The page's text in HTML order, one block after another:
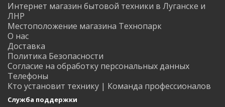
Интернет магазин бытовой техники в Луганске и
ЛНР
Местоположение магазина Технопарк
О нас
Доставка
Политика Безопасности
Согласие на обработку персональных данных
Телефоны
Кто установит технику | Команда профессионалов
Служба поддержки